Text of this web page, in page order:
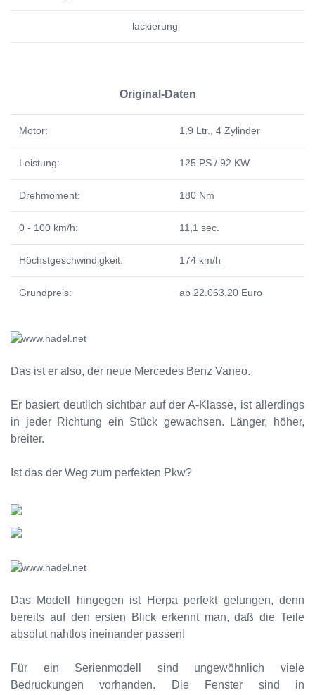
lackierung
Original-Daten
Motor: 1,9 Ltr., 4 Zylinder
Leistung: 125 PS / 92 KW
Drehmoment: 180 Nm
0 - 100 km/h: 11,1 sec.
Höchstgeschwindigkeit: 174 km/h
Grundpreis: ab 22.063,20 Euro
Das ist er also, der neue Mercedes Benz Vaneo.
Er basiert deutlich sichtbar auf der A-Klasse, ist allerdings
in jeder Richtung ein Stück gewachsen. Länger, höher,
breiter.
Ist das der Weg zum perfekten Pkw?
Das Modell hingegen ist Herpa perfekt gelungen, denn
bereits auf den ersten Blick erkennt man, daß die Teile
absolut nahtlos ineinander passen!
Für ein Serienmodell sind ungewöhnlich viele
Bedruckungen vorhanden. Die Fenster sind in